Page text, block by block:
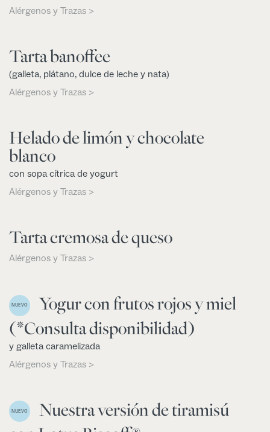
Alérgenos y Trazas >
Tarta banoffee
(galleta, plátano, dulce de leche y nata)
Alérgenos y Trazas >
Helado de limón y chocolate
blanco
con sopa cítrica de yogurt
Alérgenos y Trazas >
Tarta cremosa de queso
Alérgenos y Trazas >
NUEVO
Yogur con frutos rojos y miel
(*Consulta disponibilidad)
y galleta caramelizada
Alérgenos y Trazas >
NUEVO
Nuestra versión de tiramisú